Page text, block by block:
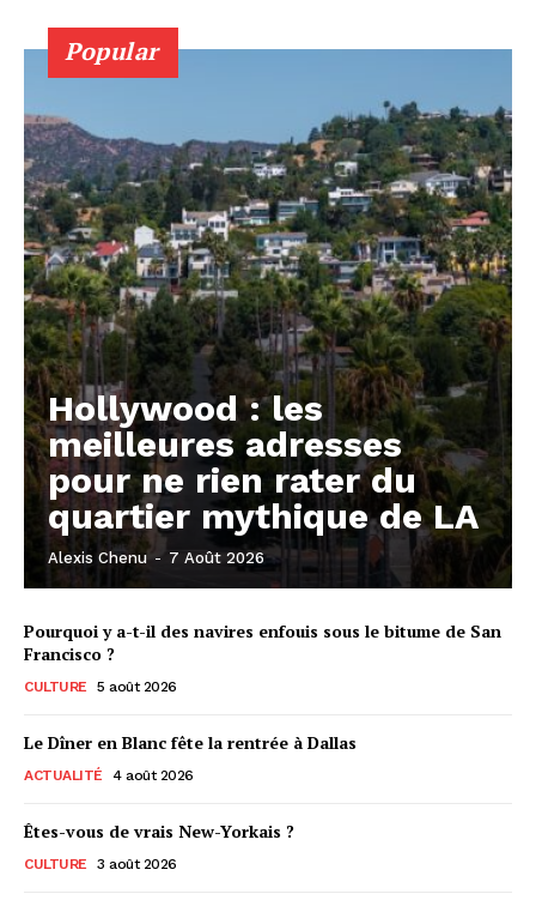
Popular
Hollywood : les
meilleures adresses
pour ne rien rater du
quartier mythique de LA
Alexis Chenu - 7 Août 2026
Pourquoi y a-t-il des navires enfouis sous le bitume de San
Francisco ?
CULTURE 5 août 2026
Le Dîner en Blanc fête la rentrée à Dallas
ACTUALITÉ 4 août 2026
Êtes-vous de vrais New-Yorkais ?
CULTURE 3 août 2026